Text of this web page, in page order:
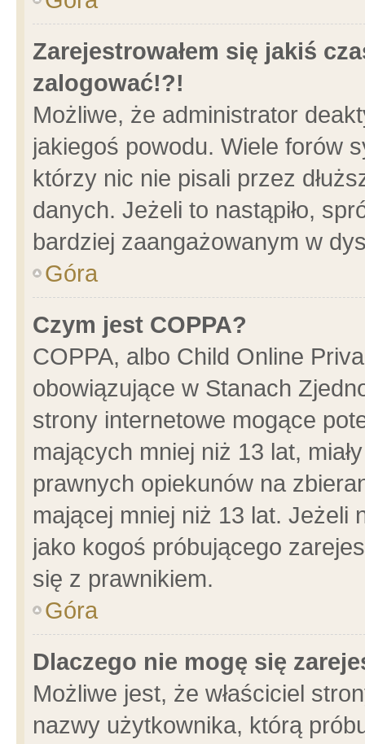
Zarejestrowałem się jakiś
zalogować!?!
Możliwe, że administrator
jakiegoś powodu. Wiele forów
którzy nic nie pisali przez
danych. Jeżeli to nastąpiło,
bardziej zaangażowanym w
Góra
Czym jest COPPA?
COPPA, albo Child Online
obowiązujące w Stanach
strony internetowe mogące
mających mniej niż 13 lat,
prawnych opiekunów na
mającej mniej niż 13 lat. Jeżeli
jako kogoś próbującego
się z prawnikiem.
Góra
Dlaczego nie mogę się
Możliwe jest, że właściciel
nazwy użytkownika, którą